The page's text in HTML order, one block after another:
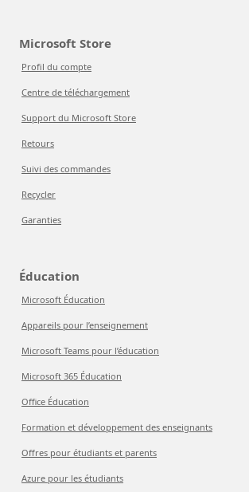
Microsoft Store
Profil du compte
Centre de téléchargement
Support du Microsoft Store
Retours
Suivi des commandes
Recycler
Garanties
Éducation
Microsoft Éducation
Appareils pour l’enseignement
Microsoft Teams pour l’éducation
Microsoft 365 Éducation
Office Éducation
Formation et développement des enseignants
Offres pour étudiants et parents
Azure pour les étudiants